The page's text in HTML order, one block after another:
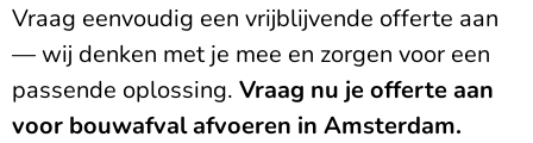
Vraag eenvoudig een vrijblijvende offerte aan
— wij denken met je mee en zorgen voor een
passende oplossing. Vraag nu je offerte aan
voor bouwafval afvoeren in Amsterdam.